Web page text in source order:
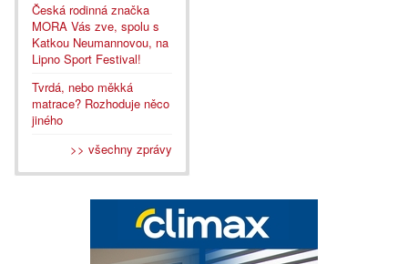
Česká rodinná značka
MORA Vás zve, spolu s
Katkou Neumannovou, na
Lipno Sport Festival!
Tvrdá, nebo měkká
matrace? Rozhoduje něco
jiného
>> všechny zprávy